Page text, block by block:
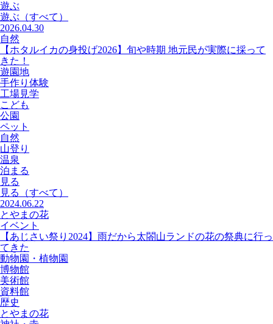
遊ぶ
遊ぶ （すべて）
2026.04.30
自然
【ホタルイカの身投げ2026】旬や時期 地元民が実際に採って
きた！
遊園地
手作り体験
工場見学
こども
公園
ペット
自然
山登り
温泉
泊まる
見る
見る
（すべて）
2024.06.22
とやまの花
イベント
【あじさい祭り2024】雨だから太閤山ランドの花の祭典に行っ
てきた
動物園・植物園
博物館
美術館
資料館
歴史
とやまの花